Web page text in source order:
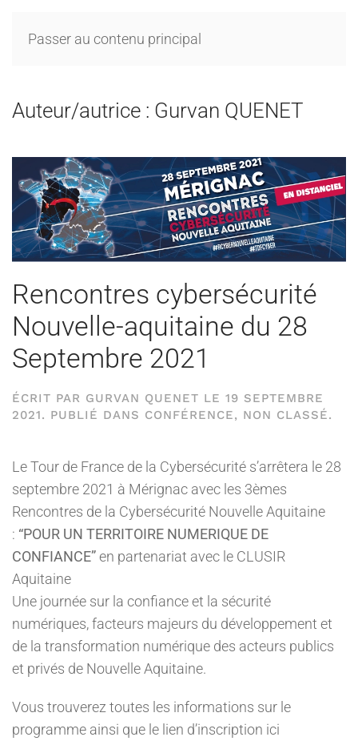
Passer au contenu principal
Auteur/autrice : Gurvan QUENET
Rencontres cybersécurité
Nouvelle-aquitaine du 28
Septembre 2021
ÉCRIT PAR GURVAN QUENET LE 19 SEPTEMBRE
2021. PUBLIÉ DANS CONFÉRENCE, NON CLASSÉ.
Le Tour de France de la Cybersécurité s’arrêtera le 28
septembre 2021 à Mérignac avec les 3èmes
Rencontres de la Cybersécurité Nouvelle Aquitaine
: “POUR UN TERRITOIRE NUMERIQUE DE
CONFIANCE”en partenariat avec le CLUSIR
Aquitaine
Une journée sur la confiance et la sécurité
numériques, facteurs majeurs du développement et
de la transformation numérique des acteurs publics
et privés de Nouvelle Aquitaine.
Vous trouverez toutes les informations sur le
programme ainsi que le lien d’inscription ici